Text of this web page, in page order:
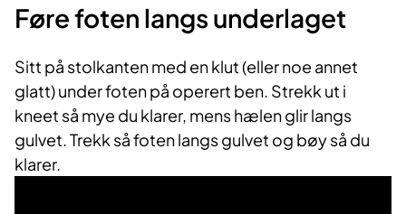
Føre foten langs underlaget
Sitt på stolkanten med en klut (eller noe annet
glatt) under foten på operert ben. Strekk ut i
kneet så mye du klarer, mens hælen glir langs
gulvet. Trekk så foten langs gulvet og bøy så du
klarer.